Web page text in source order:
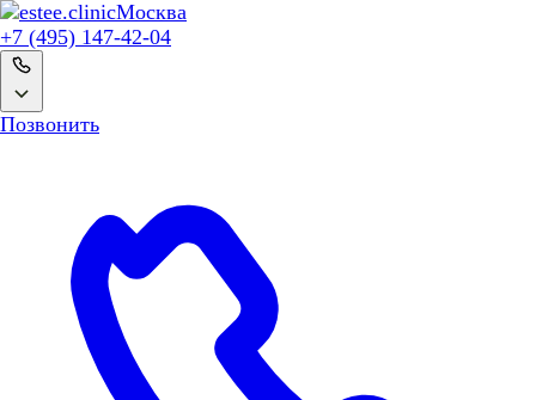
Москва
+7 (495) 147-42-04
Позвонить